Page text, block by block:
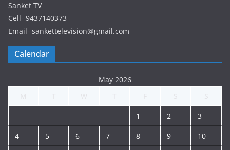
Sanket TV
Cell- 9437140373
Email- sankettelevision@gmail.com
Calendar
May 2026
1 2 3
4 5 6 7 8 9 10